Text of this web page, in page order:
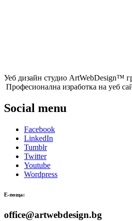
Уеб дизайн студио ArtWebDesign™
Професионална изработка на уеб
Social menu
Facebook
LinkedIn
Tumblr
Twitter
Youtube
Wordpress
Е-поща:
office@artwebdesign.bg